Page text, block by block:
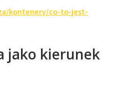
kontenery/co-to-jest-
jako kierunek